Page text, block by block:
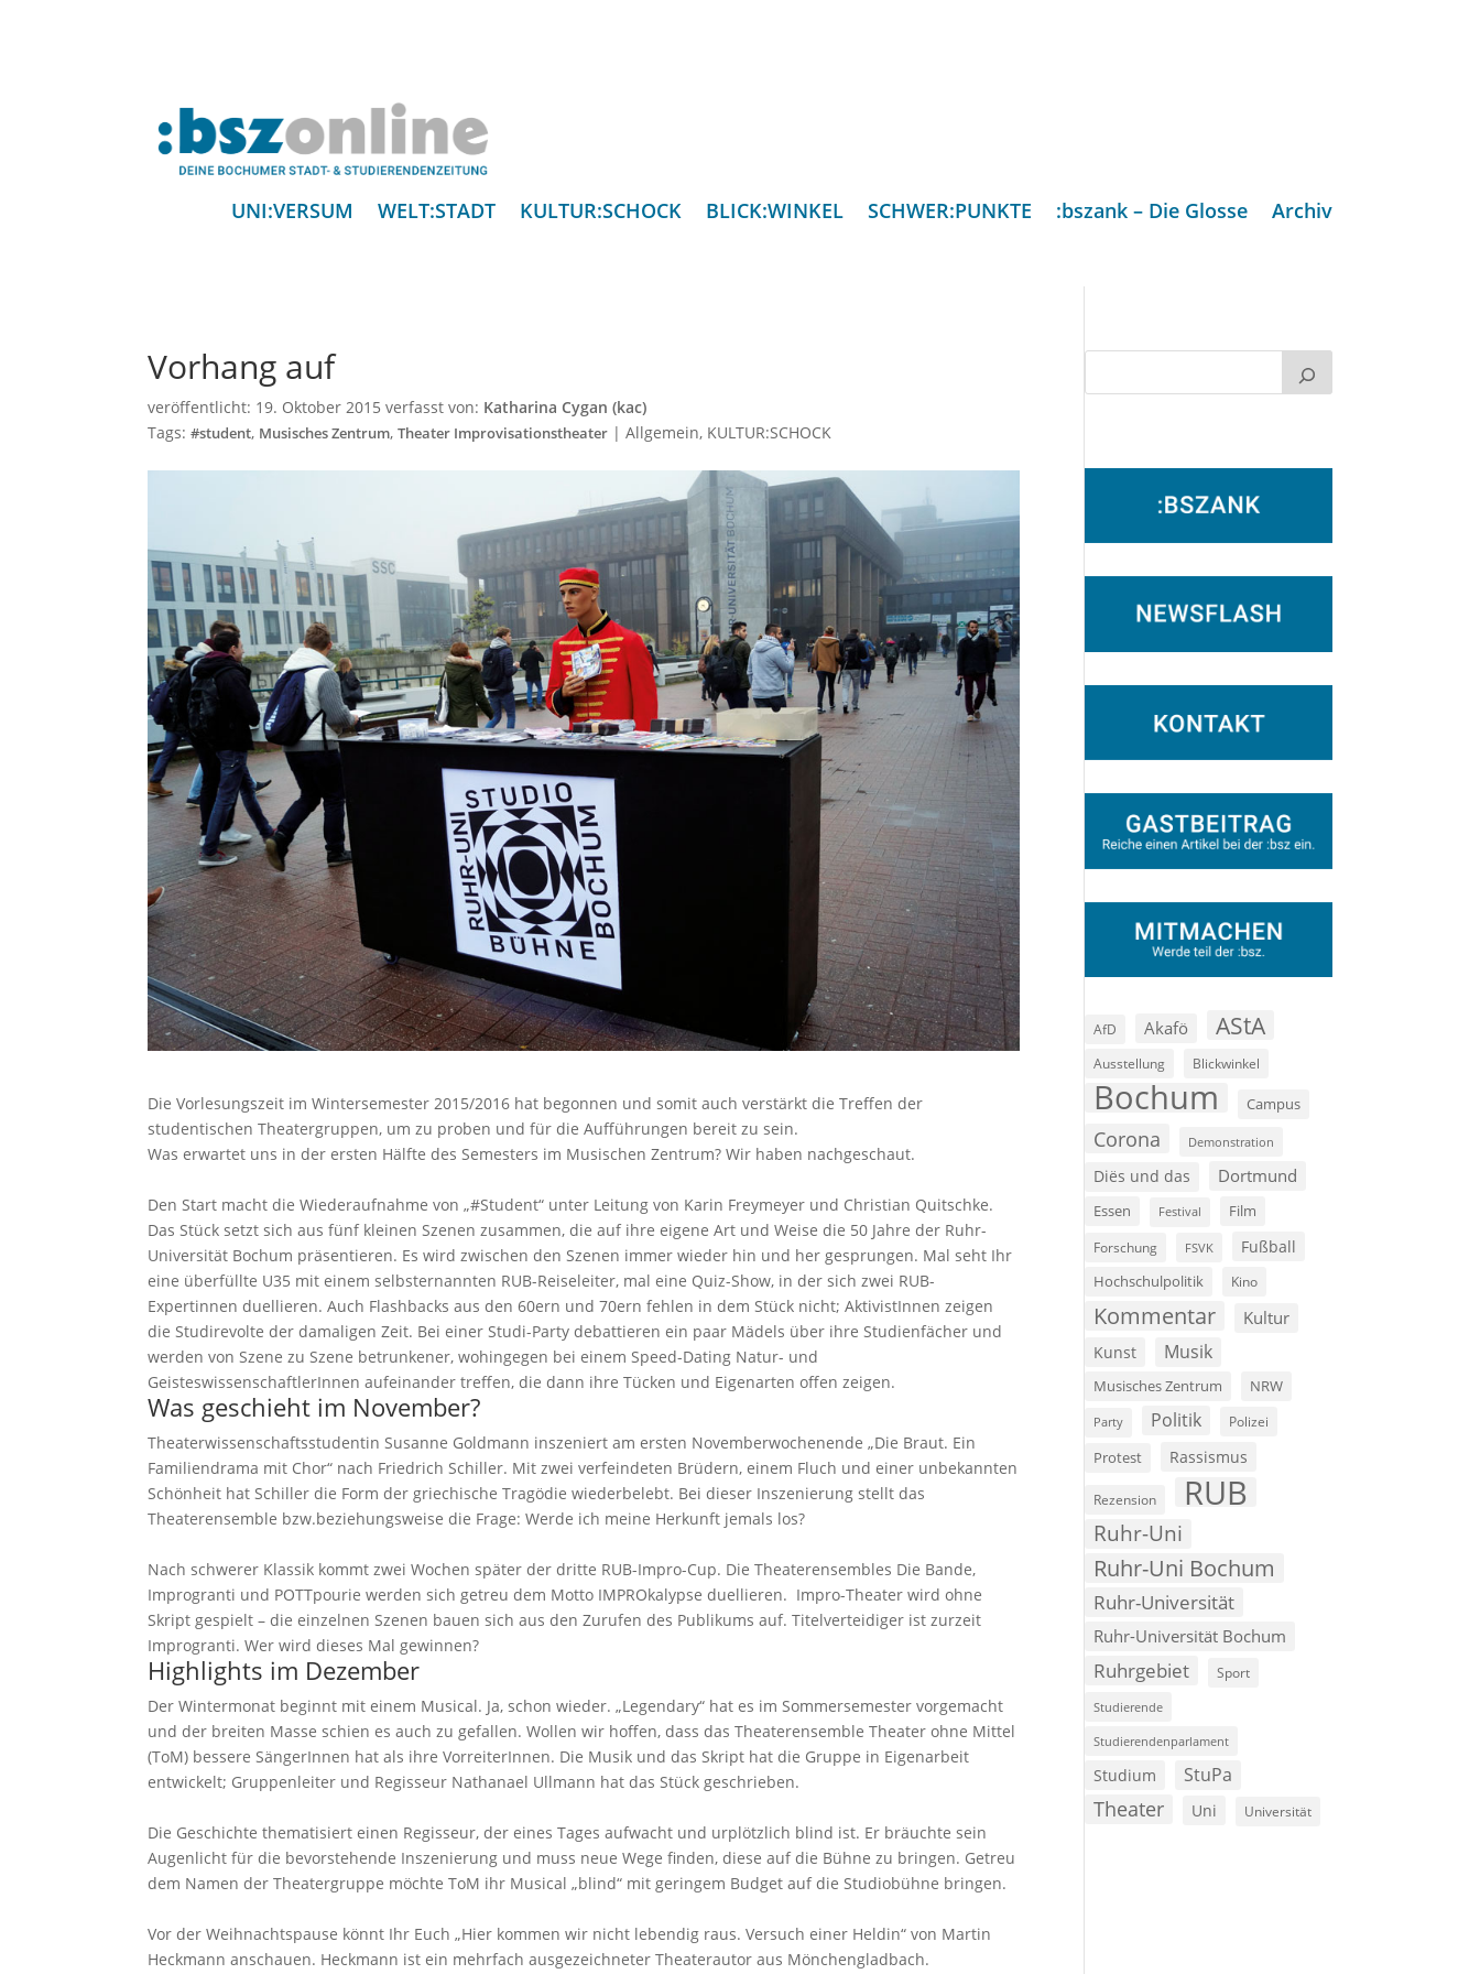
UNI:VERSUM WELT:STADT KULTUR:SCHOCK BLICK:WINKEL SCHWER:PUNKTE :bszank – Die Glosse Archiv
Vorhang auf
veröffentlicht: 19. Oktober 2015 verfasst von: Katharina Cygan (kac)
Tags:#student, Musisches Zentrum,Theater Improvisationstheater |Allgemein, KULTUR:SCHOCK
Die Vorlesungszeit im Wintersemester 2015/2016 hat begonnen und somit auch verstärkt die Treffen der
studentischen Theatergruppen, um zu proben und für die Aufführungen bereit zu sein.
Was erwartet uns in der ersten Hälfte des Semesters im Musischen Zentrum? Wir haben nachgeschaut.
Den Start macht die Wiederaufnahme von „#Student“ unter Leitung von Karin Freymeyer und Christian Quitschke.
Das Stück setzt sich aus fünf kleinen Szenen zusammen, die auf ihre eigene Art und Weise die 50 Jahre der Ruhr-
Universität Bochum präsentieren. Es wird zwischen den Szenen immer wieder hin und her gesprungen. Mal seht Ihr
eine überfüllte U35 mit einem selbsternannten RUB-Reiseleiter, mal eine Quiz-Show, in der sich zwei RUB-
Expertinnen duellieren. Auch Flashbacks aus den 60ern und 70ern fehlen in dem Stück nicht; AktivistInnen zeigen
die Studirevolte der damaligen Zeit. Bei einer Studi-Party debattieren ein paar Mädels über ihre Studienfächer und
werden von Szene zu Szene betrunkener, wohingegen bei einem Speed-Dating Natur- und
GeisteswissenschaftlerInnen aufeinander treffen, die dann ihre Tücken und Eigenarten offen zeigen.
Was geschieht im November?
Theaterwissenschaftsstudentin Susanne Goldmann inszeniert am ersten Novemberwochenende „Die Braut. Ein
Familiendrama mit Chor“ nach Friedrich Schiller. Mit zwei verfeindeten Brüdern, einem Fluch und einer unbekannten
Schönheit hat Schiller die Form der griechische Tragödie wiederbelebt. Bei dieser Inszenierung stellt das
Theaterensemble bzw.beziehungsweise die Frage: Werde ich meine Herkunft jemals los?
Nach schwerer Klassik kommt zwei Wochen später der dritte RUB-Impro-Cup. Die Theaterensembles Die Bande,
Improgranti und POTTpourie werden sich getreu dem Motto IMPROkalypse duellieren. Impro-Theater wird ohne
Skript gespielt – die einzelnen Szenen bauen sich aus den Zurufen des Publikums auf. Titelverteidiger ist zurzeit
Improgranti. Wer wird dieses Mal gewinnen?
Highlights im Dezember
Der Wintermonat beginnt mit einem Musical. Ja, schon wieder. „Legendary“ hat es im Sommersemester vorgemacht
und der breiten Masse schien es auch zu gefallen. Wollen wir hoffen, dass das Theaterensemble Theater ohne Mittel
(ToM) bessere SängerInnen hat als ihre VorreiterInnen. Die Musik und das Skript hat die Gruppe in Eigenarbeit
entwickelt; Gruppenleiter und Regisseur Nathanael Ullmann hat das Stück geschrieben.
Die Geschichte thematisiert einen Regisseur, der eines Tages aufwacht und urplötzlich blind ist. Er bräuchte sein
Augenlicht für die bevorstehende Inszenierung und muss neue Wege finden, diese auf die Bühne zu bringen. Getreu
dem Namen der Theatergruppe möchte ToM ihr Musical „blind“ mit geringem Budget auf die Studiobühne bringen.
Vor der Weihnachtspause könnt Ihr Euch „Hier kommen wir nicht lebendig raus. Versuch einer Heldin“ von Martin
Heckmann anschauen. Heckmann ist ein mehrfach ausgezeichneter Theaterautor aus Mönchengladbach.
AfD Akafö AStA
Ausstellung Blickwinkel
Bochum Campus
Corona Demonstration
Diës und das Dortmund
Essen Festival Film
Forschung FSVK Fußball
Hochschulpolitik Kino
Kommentar Kultur
Kunst Musik
Musisches Zentrum NRW
Party Politik Polizei
Protest Rassismus
Rezension RUB
Ruhr-Uni
Ruhr-Uni Bochum
Ruhr-Universität
Ruhr-Universität Bochum
Ruhrgebiet Sport
Studierende
Studierendenparlament
Studium StuPa
Theater Uni Universität